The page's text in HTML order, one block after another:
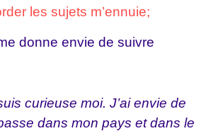
les sujets m’ennuie;
donne envie de suivre
curieuse moi. J’ai envie de
dans mon pays et dans le